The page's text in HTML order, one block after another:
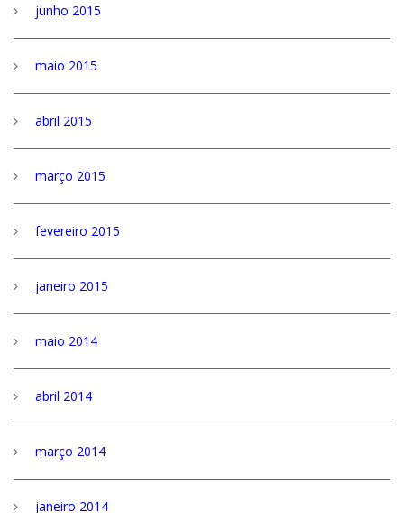
junho 2015
maio 2015
abril 2015
março 2015
fevereiro 2015
janeiro 2015
maio 2014
abril 2014
março 2014
janeiro 2014